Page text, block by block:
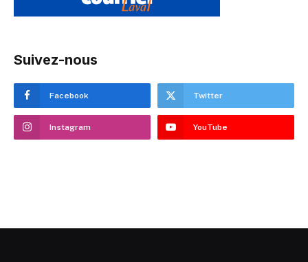
Suivez-nous
Facebook Twitter
Instagram YouTube